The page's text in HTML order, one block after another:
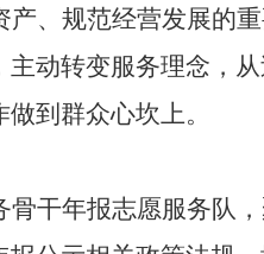
、规范经营发展的
动转变服务理念，
到群众心坎上。
干年报志愿服务队